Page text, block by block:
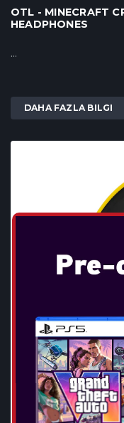
OTL - MINECRAFT
HEADPHONES
...
DAHA FAZLA BILGI